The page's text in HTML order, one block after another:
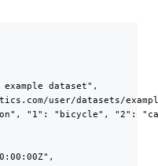
dataset",
user/datasets/
"1": "bicycle", "2":